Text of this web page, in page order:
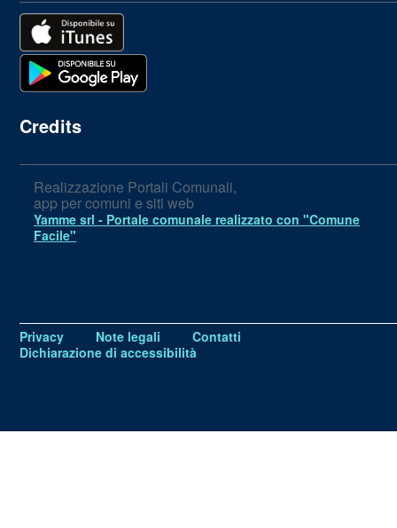
Credits
Realizzazione Portali Comunali,
app per comuni e siti web
Yamme srl - Portale comunale realizzato con "Comune
Facile"
Privacy Note legali
Contatti
Dichiarazione di accessibilità